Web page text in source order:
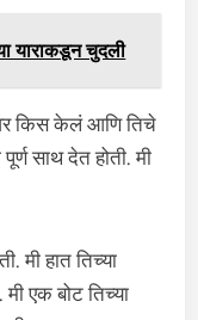
याराकडून चुदली
किस केलं आणि तिचे
साथ देत होती. मी
मी हात तिच्या
एक बोट तिच्या